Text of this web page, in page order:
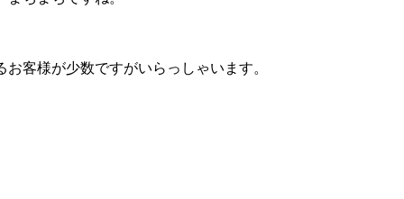
お客様が少数ですがいらっしゃいます。